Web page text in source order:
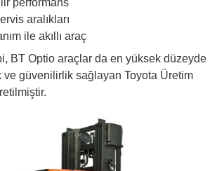
aralıkları
ile akıllı araç
BT Optio araçlar da en yüksek düzeyde
ve güvenilirlik sağlayan Toyota Üretim